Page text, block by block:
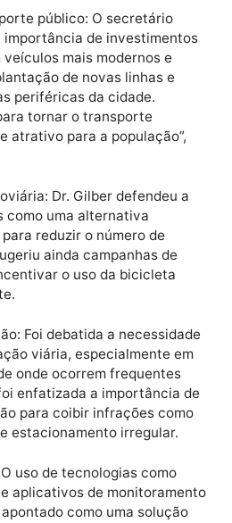
propostas foram
ênfase em soluções
planejamento urbano,
no trânsito. Entre as
público: O secretário
a importância de
veículos mais modernos e
de novas linhas e
periféricas da cidade.
para tornar o transporte
e atrativo para a população”,
Dr. Gilber defendeu a
como uma alternativa
para reduzir o número de
incentivar o uso da bicicleta